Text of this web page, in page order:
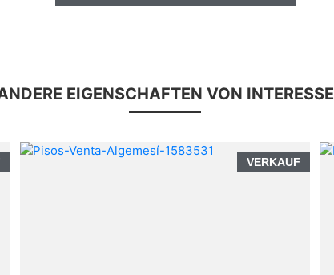
EIGENSCHAFTEN VON INTERESSE
VERKAUF